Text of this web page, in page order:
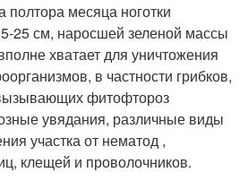
полтора месяца ноготки
25 см, наросшей зеленой массы
хватает для уничтожения
в частности грибков,
фитофтороз
увядания, различные виды
участка от нематод ,
клещей и проволочников.